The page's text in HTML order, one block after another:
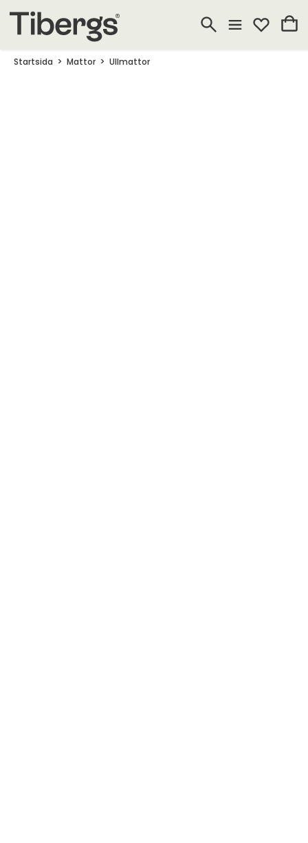
Startsida Mattor Ullmattor